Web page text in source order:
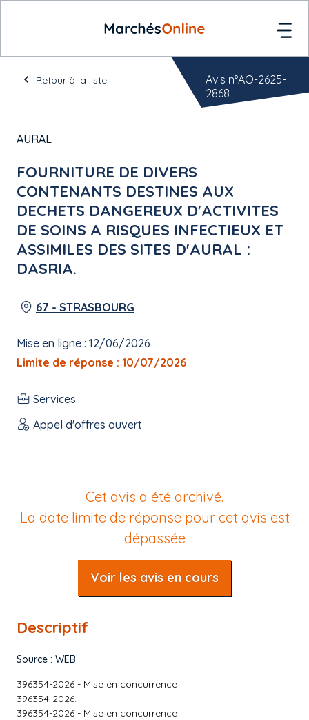
Retour à la liste
AURAL
FOURNITURE DE DIVERS
CONTENANTS DESTINES AUX
DECHETS DANGEREUX D'ACTIVITES
DE SOINS A RISQUES INFECTIEUX ET
ASSIMILES DES SITES D'AURAL :
DASRIA.
67 - STRASBOURG
Mise en ligne : 12/06/2026
Limite de réponse : 10/07/2026
Services
Appel d'offres ouvert
Avis n°AO-2625-
2868
Cet avis a été archivé.
La date limite de réponse pour cet avis est
dépassée
Voir les avis en cours
Descriptif
Source : WEB
396354-2026 - Mise en concurrence
396354-2026.
396354-2026 - Mise en concurrence